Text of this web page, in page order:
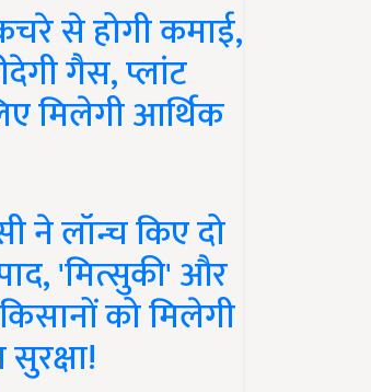
से होगी कमाई,
गैस, प्लांट
मिलेगी आर्थिक
ने लॉन्च किए दो
'मित्सुकी' और
को मिलेगी